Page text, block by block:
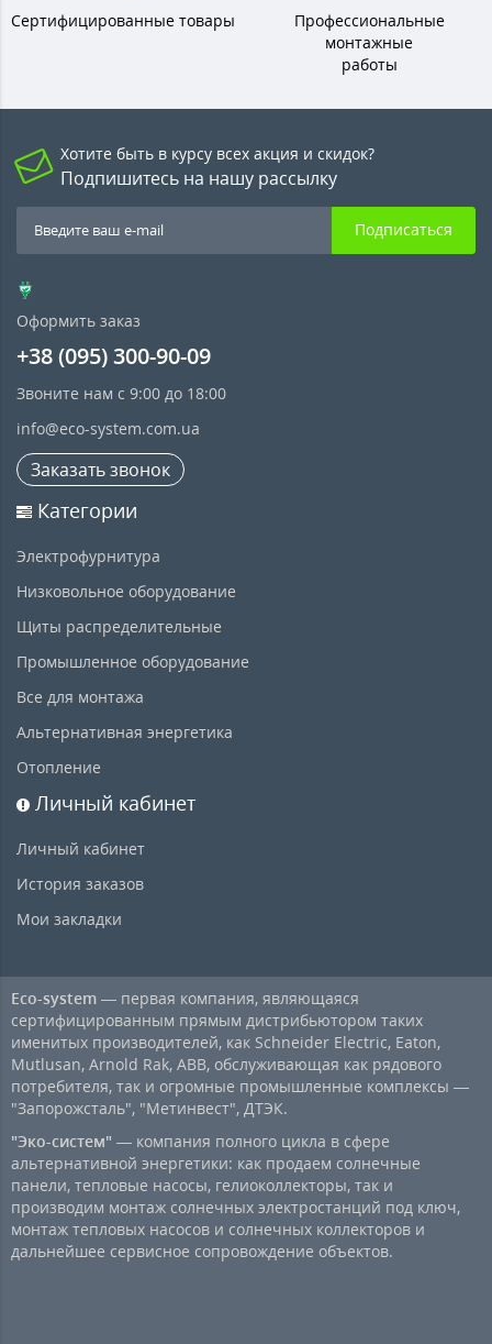
Сертифицированные товары
Профессиональные
монтажные
работы
Хотите быть в курсу всех акция и скидок?
Подпишитесь на нашу рассылку
Подписаться
Оформить заказ
+38 (095) 300-90-09
Звоните нам с 9:00 до 18:00
info@eco-system.com.ua
Заказать звонок
Категории
Электрофурнитура
Низковольное оборудование
Щиты распределительные
Промышленное оборудование
Все для монтажа
Альтернативная энергетика
Отопление
Личный кабинет
Личный кабинет
История заказов
Мои закладки
Eco-system — первая компания, являющаяся
сертифицированным прямым дистрибьютором таких
именитых производителей, как Schneider Electric, Eaton,
Mutlusan, Arnold Rak, ABB, обслуживающая как рядового
потребителя, так и огромные промышленные комплексы —
"Запорожсталь", "Метинвест", ДТЭК.
"Эко-систем" — компания полного цикла в сфере
альтернативной энергетики: как продаем солнечные
панели, тепловые насосы, гелиоколлекторы, так и
производим монтаж солнечных электростанций под ключ,
монтаж тепловых насосов и солнечных коллекторов и
дальнейшее сервисное сопровождение объектов.